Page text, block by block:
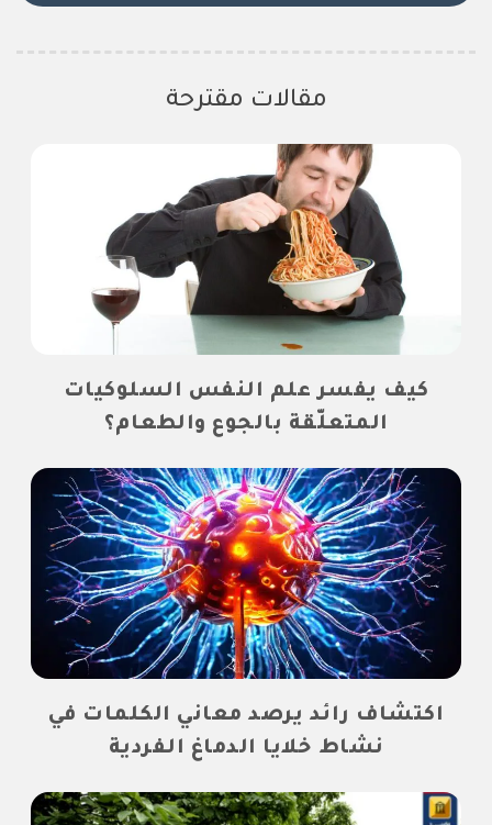
مقالات مقترحة
كيف يفسر علم النفس السلوكيات
المتعلّقة بالجوع والطعام؟
اكتشاف رائد يرصد معاني الكلمات في
نشاط خلايا الدماغ الفردية